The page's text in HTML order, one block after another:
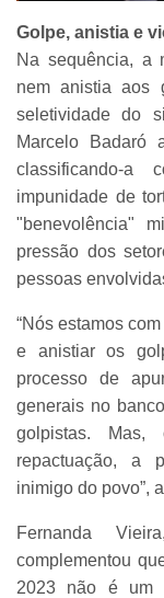
Golpe, anistia e
Na sequência, a
nem anistia aos
seletividade do
Marcelo Badaró
classificando-
impunidade de
"benevolência"
pressão dos
pessoas
“Nós estamos
e anistiar os
processo de
generais no
golpistas.
repactuação, a
inimigo do povo”,
Fernanda
complementou
2023 não é um